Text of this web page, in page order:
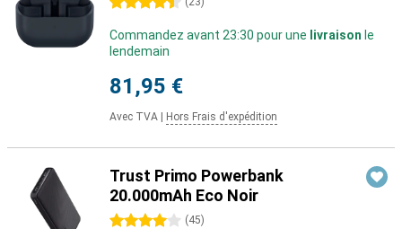
Commandez avant 23:30 pour une livraison le
lendemain
81,95 €
Avec TVA Hors Frais d'expédition
Trust Primo Powerbank
20.000mAh Eco Noir
4 étoiles (45)